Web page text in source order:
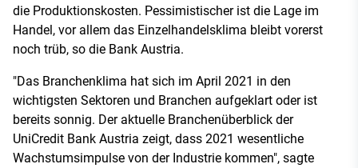
die Produktionskosten. Pessimistischer ist die Lage im
Handel, vor allem das Einzelhandelsklima bleibt vorerst
noch trüb, so die Bank Austria.
"Das Branchenklima hat sich im April 2021 in den
wichtigsten Sektoren und Branchen aufgeklart oder ist
bereits sonnig. Der aktuelle Branchenüberblick der
UniCredit Bank Austria zeigt, dass 2021 wesentliche
Wachstumsimpulse von der Industrie kommen", sagte